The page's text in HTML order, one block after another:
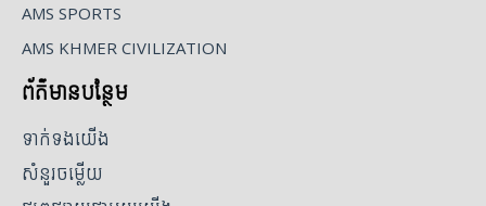
AMS SPORTS
AMS KHMER CIVILIZATION
ព័ត៌មានបន្ថែម
ទាក់ទងយើង
សំនួរចម្លើយ